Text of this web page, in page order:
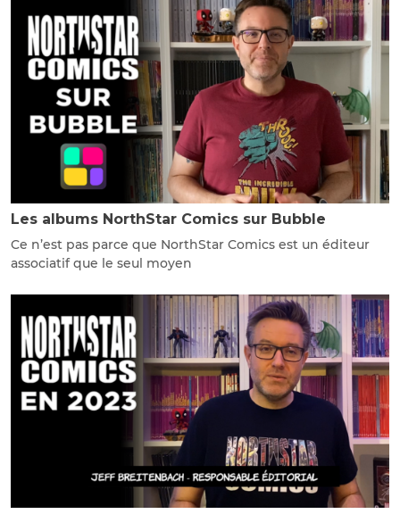
Les albums NorthStar Comics sur Bubble
Ce n’est pas parce que NorthStar Comics est un éditeur
associatif que le seul moyen